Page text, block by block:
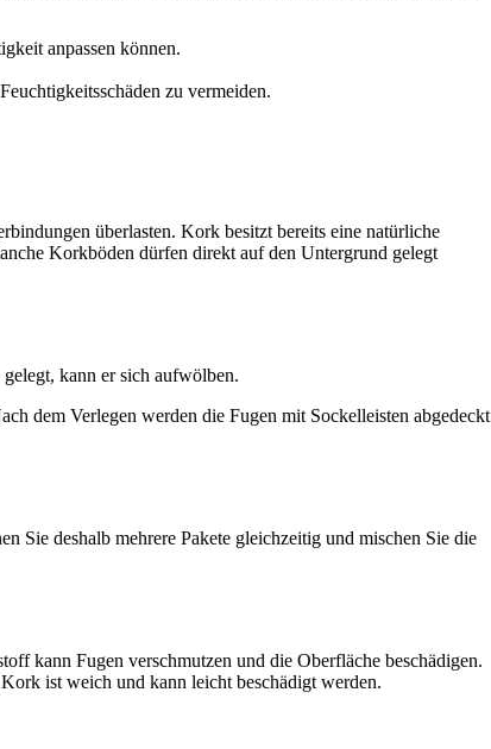
anpassen können.
zu vermeiden.
überlasten. Kork besitzt bereits eine natürliche
Korkböden dürfen direkt auf den Untergrund gelegt
kann er sich aufwölben.
dem Verlegen werden die Fugen mit Sockelleisten abgedeckt
Sie deshalb mehrere Pakete gleichzeitig und mischen Sie die
kann Fugen verschmutzen und die Oberfläche beschädigen.
ist weich und kann leicht beschädigt werden.